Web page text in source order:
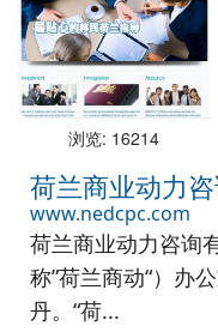
浏览: 16214
荷兰商业动力
www.nedcpc.com
荷兰商业动力咨询
称”荷兰商动“）办
丹。“荷...